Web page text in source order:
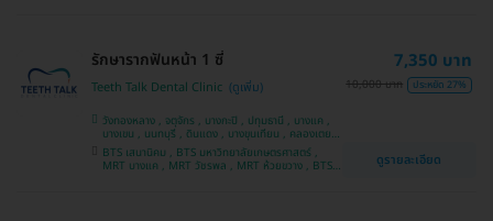
รักษารากฟันหน้า 1 ซี่
Teeth Talk Dental Clinic
วังทองหลาง , จตุจักร , บางกะปิ , ปทุมธานี , บางแค ,
บางเขน , นนทบุรี , ดินแดง , บางขุนเทียน , คลองเตย ,
สายไหม , วัฒนา , สมุทรปราการ , ราชเทวี , ประเวศ ,
บางกอกน้อย
BTS เสนานิคม , BTS มหาวิทยาลัยเกษตรศาสตร์ ,
MRT บางแค , MRT วัชรพล , MRT ห้วยขวาง , BTS
7,350 บาท
10,000 บาท ประหยัด 27%
ดูรายละเอียด